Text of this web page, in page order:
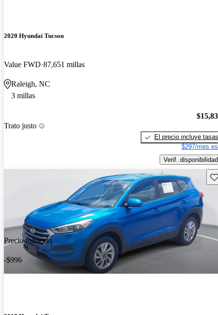
2020 Hyundai Tucson
Value FWD 87,651 millas
Raleigh, NC
3 millas
Trato justo
El precio incluye tasas
$297/mes
Verif. disponibilidad
Precio reducido
-$996